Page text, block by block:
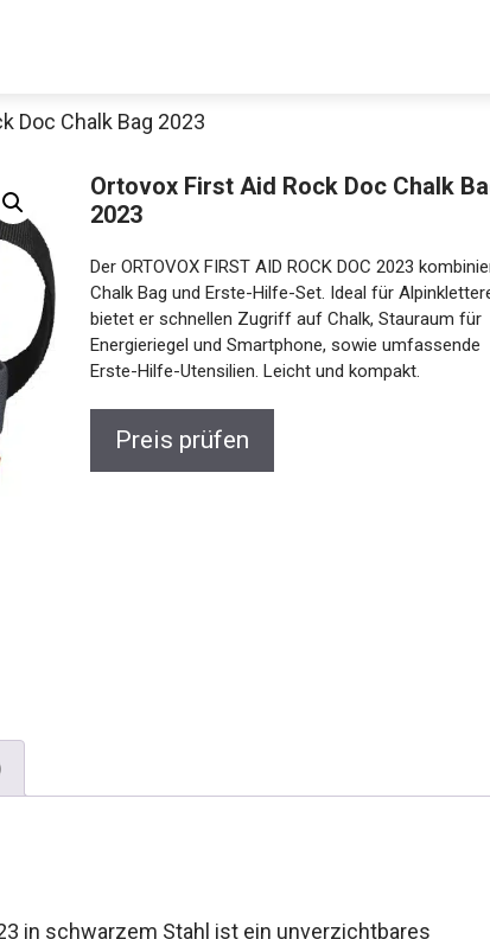
Doc Chalk Bag 2023
Ortovox First Aid Rock Doc Chalk
2023
Der ORTOVOX FIRST AID ROCK DOC 2023
Chalk Bag und Erste-Hilfe-Set. Ideal für
bietet er schnellen Zugriff auf Chalk, Stauraum für
Energieriegel und Smartphone, sowie umfassende
Erste-Hilfe-Utensilien. Leicht und kompakt.
Preis prüfen
in schwarzem Stahl ist ein unverzichtbares
Jetzt anschauen